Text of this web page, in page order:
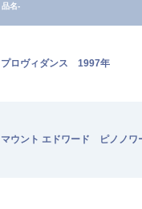
品名-
プロヴィダンス 1997年
マウント エドワード ピノノ